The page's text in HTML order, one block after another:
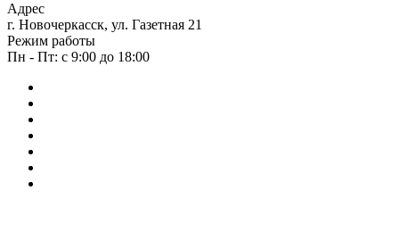
Адрес
г. Новочеркасск, ул. Газетная 21
Режим работы
Пн - Пт: с 9:00 до 18:00